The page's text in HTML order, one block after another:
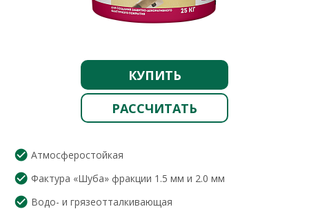
КУПИТЬ
РАССЧИТАТЬ
Атмосферостойкая
Фактура «Шуба» фракции 1.5 мм и 2.0 мм
Водо- и грязеотталкивающая